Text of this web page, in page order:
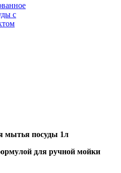
с
5л
мытья посуды 1л
для ручной мойки